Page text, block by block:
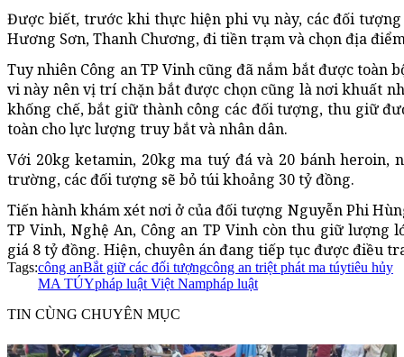
Được biết, trước khi thực hiện phi vụ này, các đối
Hương Sơn, Thanh Chương, đi tiền trạm và chọn địa
Tuy nhiên Công an TP Vinh cũng đã nắm bắt được toàn
vi này nên vị trí chặn bắt được chọn cũng là nơi khuất
khống chế, bắt giữ thành công các đối tượng, thu giữ
toàn cho lực lượng truy bắt và nhân dân.
Với 20kg ketamin, 20kg ma tuý đá và 20 bánh
trường, các đối tượng sẽ bỏ túi khoảng 30 tỷ đồng.
Tiến hành khám xét nơi ở của đối tượng Nguyễn Phi
TP Vinh, Nghệ An, Công an TP Vinh còn thu giữ lượng
giá 8 tỷ đồng. Hiện, chuyên án đang tiếp tục được điều
Tags:công anBắt giữ các đối tượngcông an triệt phát ma túytiêu hủy
MA TÚYpháp luật Việt Nampháp luật
TIN CÙNG CHUYÊN MỤC